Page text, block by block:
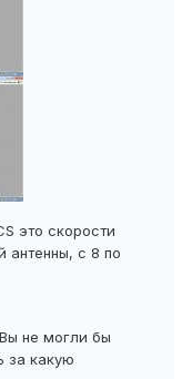
это скорости
антенны, с 8 по
не могли бы
за какую